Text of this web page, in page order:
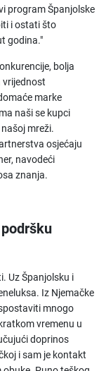
program Španjolske
i ostati što
godina."
bolja
marke
naši se kupci
mreži.
osjećaju
navodeći
znanja.
Uz Španjolsku i
Iz Njemačke
mnogo
vremenu u
doprinos
i sam je kontakt